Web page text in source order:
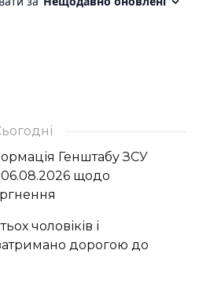
Генштабу ЗСУ
щодо
чоловіків і
дорогою до